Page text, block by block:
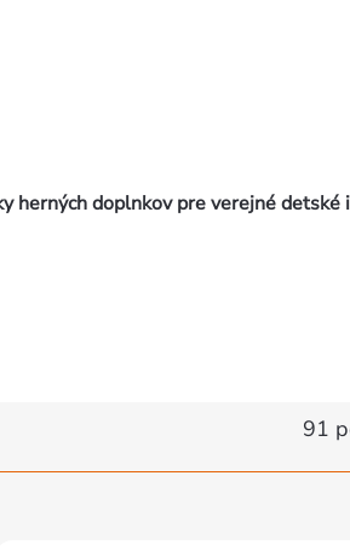
herných doplnkov pre verejné detské
91